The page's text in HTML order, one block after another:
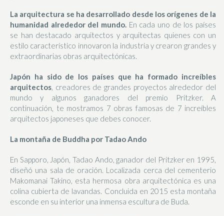
La arquitectura se ha desarrollado desde los orígenes de la
humanidad alrededor del mundo. En cada uno de los países
se han destacado arquitectos y arquitectas quienes con un
estilo característico innovaron la industria y crearon grandes y
extraordinarias obras arquitectónicas.
Japón ha sido de los países que ha formado increíbles
arquitectos, creadores de grandes proyectos alrededor del
mundo y algunos ganadores del premio Pritzker. A
continuación, te mostramos 7 obras famosas de 7 increíbles
arquitectos japoneses que debes conocer.
La montaña de Buddha por Tadao Ando
En Sapporo, Japón, Tadao Ando, ganador del Pritzker en 1995,
diseñó una sala de oración. Localizada cerca del cementerio
Makomanai Takino, esta hermosa obra arquitectónica es una
colina cubierta de lavandas. Concluida en 2015 esta montaña
esconde en su interior una inmensa escultura de Buda.